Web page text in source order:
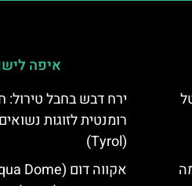
איפה
ירח דבש בחבל טירול:
רומנטית לזוגות
(Tyrol)